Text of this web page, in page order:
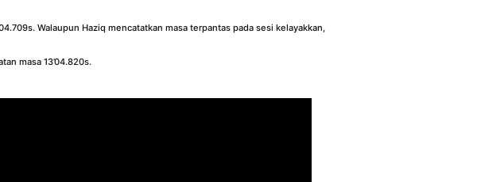
Walaupun Haziq mencatatkan masa terpantas pada sesi kelayakkan,
masa 13’04.820s.